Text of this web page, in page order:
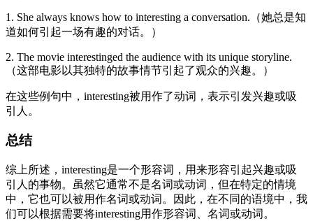
1. She always knows how to interesting a conversation.（她总是知
道如何引起一场有趣的对话。）
2. The movie interestinged the audience with its unique storyline.
（这部电影以其独特的故事情节引起了观众的兴趣。）
在这些例句中，interesting被用作了动词，表示引发兴趣或吸
引人。
总结
综上所述，interesting是一个形容词，用来形容引起兴趣或吸
引人的事物。虽然它通常不是名词或动词，但在特定的情境
中，它也可以被用作名词或动词。因此，在不同的语境中，我
们可以根据需要将interesting用作形容词、名词或动词。